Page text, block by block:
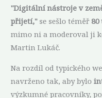
"Digitální nástroje v
přijetí," se sešlo téměř
mimo ni a moderoval ji
Martin Lukáč.
Na rozdíl od typického
navrženo tak, aby bylo
výzkumné pracovníky,